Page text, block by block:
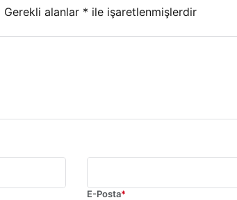
Gerekli alanlar * ile işaretlenmişlerdir
E-Posta*